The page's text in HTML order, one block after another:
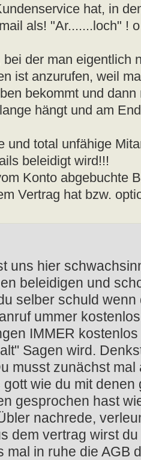
hat, in
als! "Ar.......loch" !
der man eigentlich
ist anzurufen, weil
bekommt und
hängt und am
und total unfähige
beleidigt wird!!!
Konto abgebuchte
Vertrag hat bzw.
uns hier
beleidigen und
selber schuld
ummer
IMMER
Sagen wird.
musst zunächst
wie du mit
gesprochen hast
nachrede,
dem vertrag wirst
mal in ruhe die AGB